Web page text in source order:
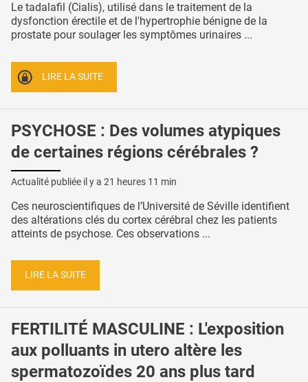
Le tadalafil (Cialis), utilisé dans le traitement de la
dysfonction érectile et de l'hypertrophie bénigne de la
prostate pour soulager les symptômes urinaires ...
LIRE LA SUITE
PSYCHOSE : Des volumes atypiques
de certaines régions cérébrales ?
Actualité publiée il y a 21 heures 11 min
Ces neuroscientifiques de l’Université de Séville identifient
des altérations clés du cortex cérébral chez les patients
atteints de psychose. Ces observations ...
LIRE LA SUITE
FERTILITÉ MASCULINE : L'exposition
aux polluants in utero altère les
spermatozoïdes 20 ans plus tard